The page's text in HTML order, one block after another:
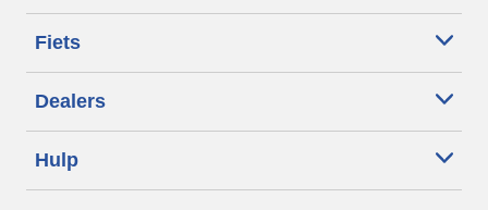
Fiets
Dealers
Hulp